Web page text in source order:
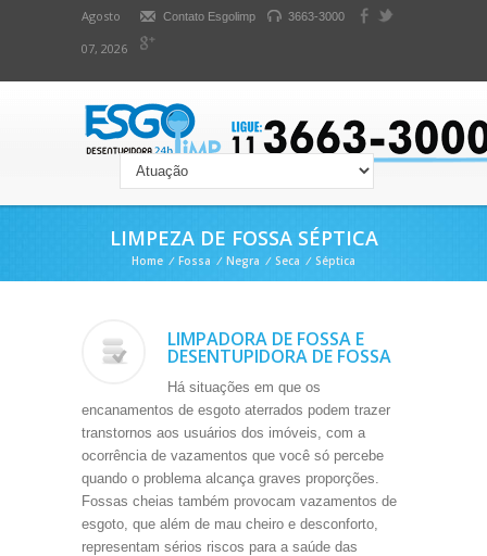
Agosto
07, 2026
Contato Esgolimp 3663-3000
LIMPEZA DE FOSSA SÉPTICA
Home / Fossa / Negra / Seca / Séptica
LIMPADORA DE FOSSA E
DESENTUPIDORA DE FOSSA
Há situações em que os
encanamentos de esgoto aterrados podem trazer
transtornos aos usuários dos imóveis, com a
ocorrência de vazamentos que você só percebe
quando o problema alcança graves proporções.
Fossas cheias também provocam vazamentos de
esgoto, que além de mau cheiro e desconforto,
representam sérios riscos para a saúde das